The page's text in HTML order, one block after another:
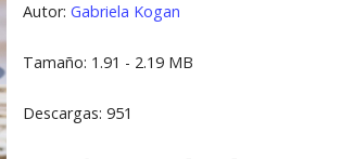
Autor: Gabriela Kogan
Tamaño: 1.91 - 2.19 MB
Descargas: 951